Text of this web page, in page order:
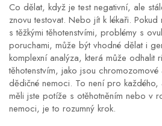
Co dělat, když je test negativní, ale
znovu testovat. Nebo jít k lékaři. Pokud
s těžkými těhotenstvími, problémy s
poruchami, může být vhodné dělat i
komplexní analýza, která může odhalit
těhotenstvím, jako jsou
dědičné nemoci. To není pro
měli jste potíže s otěhotněním nebo v
nemoci, je to rozumný krok.